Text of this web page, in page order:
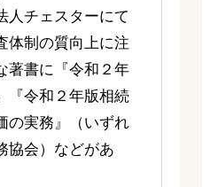
人チェスターにて
体制の質向上に注
著書に『令和２年
『令和２年版相続
の実務』（いずれ
協会）などがあ